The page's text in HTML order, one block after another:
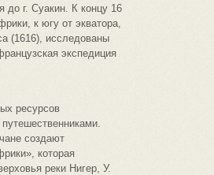
до г. Суакин. К концу 16
к югу от экватора,
(1616), исследованы
экспедиция
ресурсов
создают
которая
реки Нигер, У.